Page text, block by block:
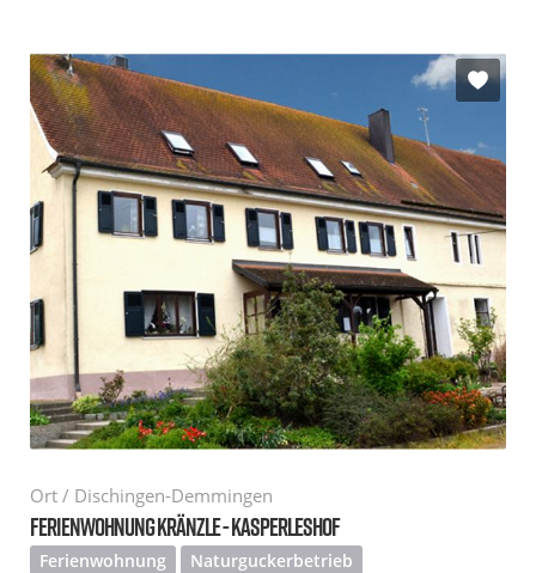
Ort / Dischingen-Demmingen
FERIENWOHNUNG KRÄNZLE - KASPERLESHOF
Ferienwohnung Naturguckerbetrieb